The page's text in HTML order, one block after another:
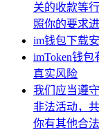
关的收款等
照你的要求
im钱包下载
imToken钱
真实风险
我们应当遵
非法活动，
你有其他合